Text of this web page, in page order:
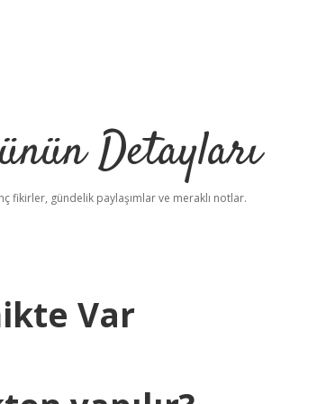
Detayları
fikirler, gündelik paylaşımlar ve meraklı notlar.
Var